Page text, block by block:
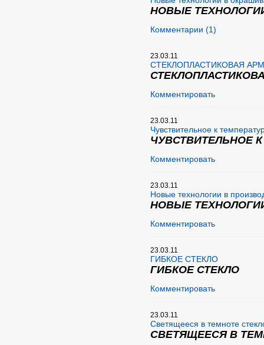
НОВЫЕ
Комментарии (1)
23.03.11
СТЕКЛОПЛАСТИКОВАЯ
Комментировать
23.03.11
Чувствительное к
ЧУВСТВИТЕЛЬНОЕ
Комментировать
23.03.11
Новые технологии в
НОВЫЕ
Комментировать
23.03.11
ГИБКОЕ СТЕКЛО
ГИБКОЕ СТЕКЛО
Комментировать
23.03.11
Светящееся в темноте
СВЕТЯЩЕЕСЯ В